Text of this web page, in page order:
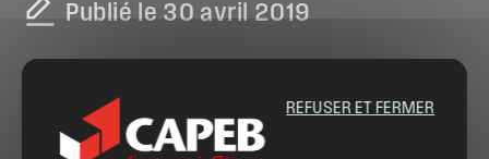
Publié le 30 avril 2019
REFUSER ET FERMER